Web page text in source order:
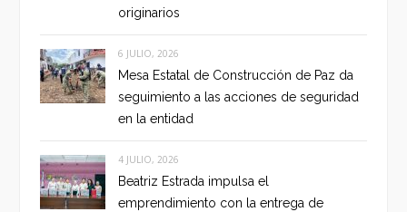
originarios
6 JULIO, 2026
Mesa Estatal de Construcción de Paz da
seguimiento a las acciones de seguridad
en la entidad
4 JULIO, 2026
Beatriz Estrada impulsa el
emprendimiento con la entrega de